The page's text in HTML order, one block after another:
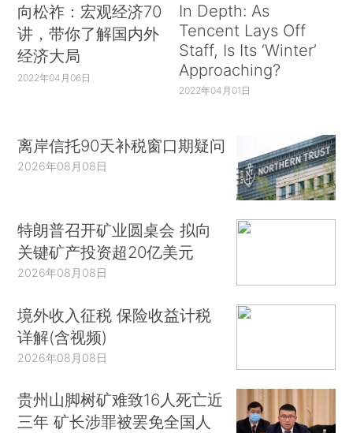
向松祚：宏观经济70
讲，带你了解国内外
经济大局
2022年04月06日
In Depth: As
Tencent Lays Off
Staff, Is Its ‘Winter’
Approaching?
2022年04月01日
离岸信托90天补税窗口期疑问
2026年08月08日
特朗普召开矿业圆桌会 拟向
关键矿产投资超20亿美元
2026年08月08日
境外收入征税 保险收益计税
详解(含视频)
2026年08月08日
贵州山脚树矿难致16人死亡近
三年 矿长涉罪被罢免全国人